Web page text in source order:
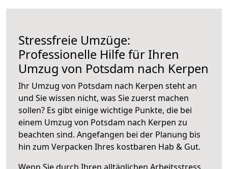
Stressfreie Umzüge:
Professionelle Hilfe für Ihren
Umzug von Potsdam nach Kerpen
Ihr Umzug von Potsdam nach Kerpen steht an
und Sie wissen nicht, was Sie zuerst machen
sollen? Es gibt einige wichtige Punkte, die bei
einem Umzug von Potsdam nach Kerpen zu
beachten sind. Angefangen bei der Planung bis
hin zum Verpacken Ihres kostbaren Hab & Gut.